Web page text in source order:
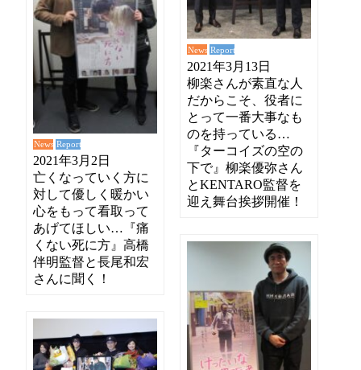
News Report
2021年3月13日
柳楽さんが素直な人
だからこそ、役者に
とって一番大事なも
のを持っている…
『ターコイズの空の
下で』柳楽優弥さん
とKENTARO監督を
迎え舞台挨拶開催！
News Report
2021年3月2日
亡くなっていく方に
対して優しく暖かい
心をもって看取って
あげてほしい…『痛
くない死に方』高橋
伴明監督と長尾和宏
さんに聞く！